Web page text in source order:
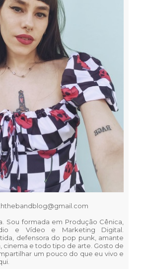
Sou formada em Produção Cênica,
e Vídeo e Marketing Digital.
defensora do pop punk, amante
cinema e todo tipo de arte. Gosto de
um pouco do que eu vivo e